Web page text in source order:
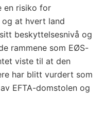
en risiko for
at hvert land
beskyttelsesnivå og
rammene som EØS-
viste til at den
har blitt vurdert som
EFTA-domstolen og